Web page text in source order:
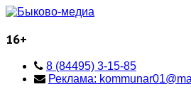
16+
8 (84495) 3-15-85
Реклама: